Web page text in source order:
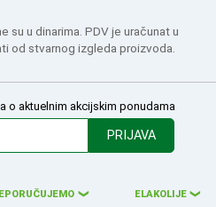
su u dinarima. PDV je uračunat u
od stvarnog izgleda proizvoda.
o aktuelnim akcijskim ponudama
PRIJAVA
❮ ELAKOLIJE ❮